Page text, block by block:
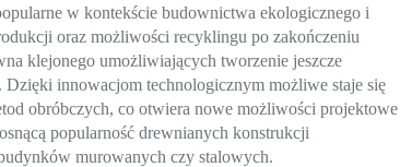
w kontekście budownictwa ekologicznego i
oraz możliwości recyklingu po zakończeniu
klejonego umożliwiających tworzenie jeszcze
innowacjom technologicznym możliwe staje się
obróbczych, co otwiera nowe możliwości projektowe
popularność drewnianych konstrukcji
murowanych czy stalowych.